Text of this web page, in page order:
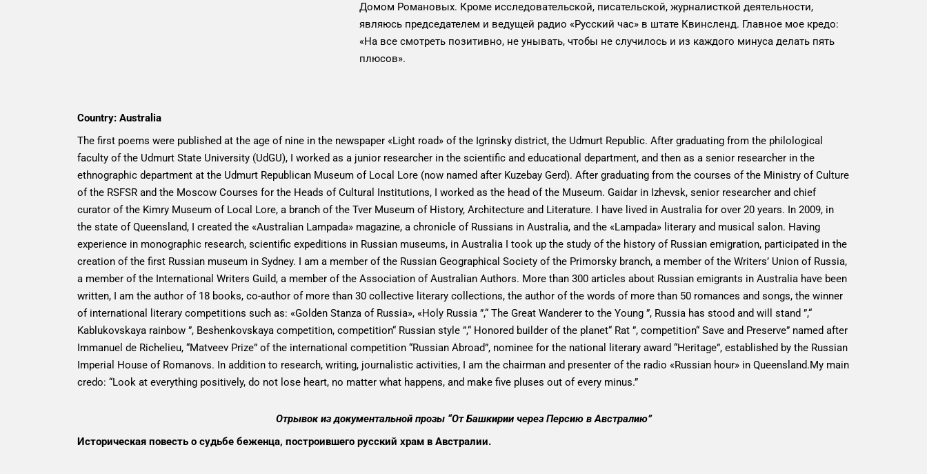
Домом Романовых. Кроме исследовательской, писательской, журналисткой деятельности,
являюсь председателем и ведущей радио «Русский час» в штате Квинсленд. Главное мое кредо:
«На все смотреть позитивно, не унывать, чтобы не случилось и из каждого минуса делать пять
плюсов».
Country: Australia
The first poems were published at the age of nine in the newspaper «Light road» of the Igrinsky district, the Udmurt Republic. After graduating from the philological
faculty of the Udmurt State University (UdGU), I worked as a junior researcher in the scientific and educational department, and then as a senior researcher in the
ethnographic department at the Udmurt Republican Museum of Local Lore (now named after Kuzebay Gerd). After graduating from the courses of the Ministry of Culture
of the RSFSR and the Moscow Courses for the Heads of Cultural Institutions, I worked as the head of the Museum. Gaidar in Izhevsk, senior researcher and chief
curator of the Kimry Museum of Local Lore, a branch of the Tver Museum of History, Architecture and Literature. I have lived in Australia for over 20 years. In 2009, in
the state of Queensland, I created the «Australian Lampada» magazine, a chronicle of Russians in Australia, and the «Lampada» literary and musical salon. Having
experience in monographic research, scientific expeditions in Russian museums, in Australia I took up the study of the history of Russian emigration, participated in the
creation of the first Russian museum in Sydney. I am a member of the Russian Geographical Society of the Primorsky branch, a member of the Writers’ Union of Russia,
a member of the International Writers Guild, a member of the Association of Australian Authors. More than 300 articles about Russian emigrants in Australia have been
written, I am the author of 18 books, co-author of more than 30 collective literary collections, the author of the words of more than 50 romances and songs, the winner
of international literary competitions such as: «Golden Stanza of Russia», «Holy Russia ”,“ The Great Wanderer to the Young ”, Russia has stood and will stand ”,“
Kablukovskaya rainbow ”, Beshenkovskaya competition, competition“ Russian style ”,“ Honored builder of the planet“ Rat ”, competition“ Save and Preserve” named after
Immanuel de Richelieu, “Matveev Prize” of the international competition “Russian Abroad”, nominee for the national literary award “Heritage”, established by the Russian
Imperial House of Romanovs. In addition to research, writing, journalistic activities, I am the chairman and presenter of the radio «Russian hour» in Queensland.My main
credo: “Look at everything positively, do not lose heart, no matter what happens, and make five pluses out of every minus.”
Отрывок из документальной прозы “От Башкирии через Персию в Австралию”
Историческая повесть о судьбе беженца, построившего русский храм в Австралии.